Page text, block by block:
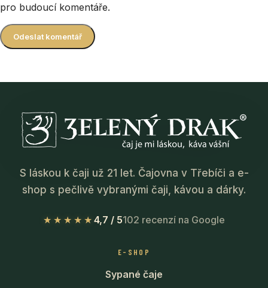
pro budoucí komentáře.
S láskou k čaji už 21 let. Čajovna v Třebíči a e-
shop s pečlivě vybranými čaji, kávou a dárky.
★★★★★ 4,7 / 5102 recenzí na Google
E-SHOP
Sypané čaje